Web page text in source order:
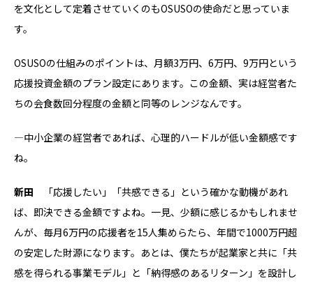
を文化として定着させていくのもOSUSOの使命だと思っていま
す。
OSUSOの仕組みのポイントは、月額3万円、6万円、9万円という
応援投資金額のプラン設定にあります。この金額、実は経営者た
ちの会食数回分程度の金額と同等のレンジなんです。
―中小企業の経営者であれば、心理的ハードルが低い金額感です
ね。
新田 「応援したい」「共感できる」という確かな動機があれ
ば、即決できる金額ですよね。一見、少額に感じるかもしれませ
んが、毎月6万円の応援者を15人集めらたら、年間で1000万円超
の安定した財源になります。あとは、僕たちが起業家と共に「共
感を得られる事業モデル」と「納得感のあるリターン」を設計し